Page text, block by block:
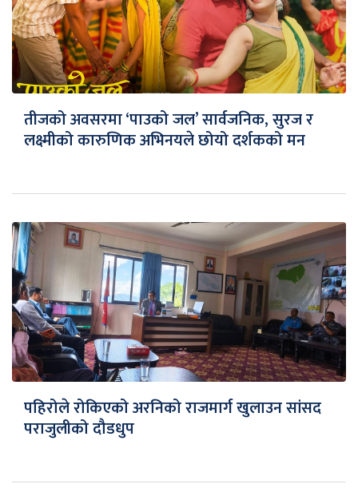
तीजको अवसरमा ‘पाउको जल’ सार्वजनिक, सुरज र
लक्ष्मीको कारुणिक अभिनयले छोयो दर्शकको मन
पहिरोले रोकिएको अरनिको राजमार्ग खुलाउन सांसद
पराजुलीको दौडधुप